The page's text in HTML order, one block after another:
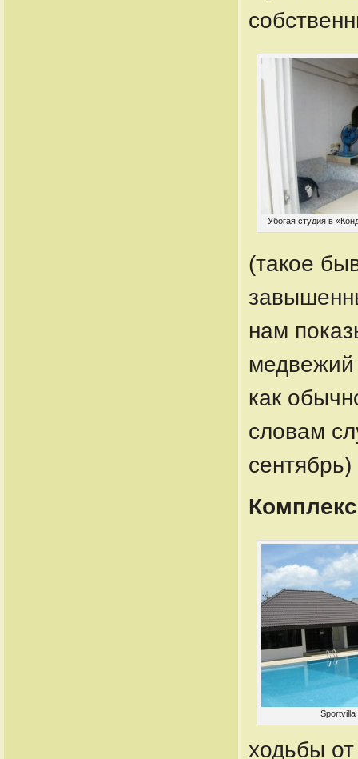
Убогая студия в
(такое
нам
медвежий
как
словам
ходьбы